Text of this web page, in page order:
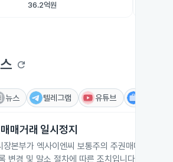
36.2억원
refresh
뉴스 텔레그램 유튜브
매거래 일시정지
장본부가 엑사이엔씨 보통주의 주권매매거래
변경 및 말소 절차에 따른 조치입니다.